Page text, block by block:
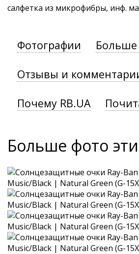
салфетка из микрофибры, инф.
Фотографии
Отзывы и
Почему RB.UA
Больше фото